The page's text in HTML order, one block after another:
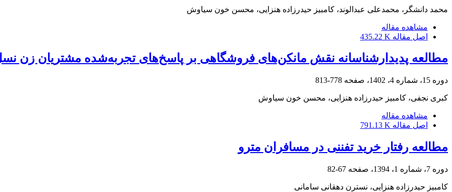
محمد دانشگر، محمدعلی عبدالوند، کامبیز حیدرزاده هنزایی، محسن خون سیاوش
مشاهده مقاله
اصل مقاله 435.22 K
مطالعه پدیدارشناسانه نقش مانکن‌های فروشگاهی بر پاسخ‌های تجربه‌شده مشتریان زن
دوره 15، شماره 4، 1402، صفحه 778-813
کبری نجفی، کامبیز حیدرزاده هنزایی، محسن خون سیاوش
مشاهده مقاله
اصل مقاله 791.13 K
مطالعه رفتار خرید تفننی در مسافران مترو
دوره 7، شماره 1، 1394، صفحه 67-82
کامبیز حیدرزاده هنزایی، نسترن دهقانی سامانی